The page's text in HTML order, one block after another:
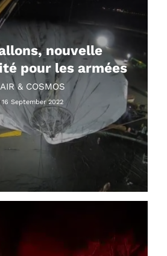
nouvelle
pour les armées
AIR & COSMOS
16 September 2022